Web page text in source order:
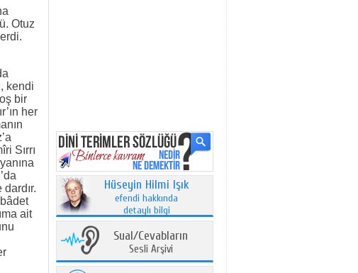
Otuz
kendi
bir
her
Sırrı
ait
Hüseyin Hilmi Işık
efendi hakkında
detaylı bilgi
Sual/Cevabların
Sesli Arşivi